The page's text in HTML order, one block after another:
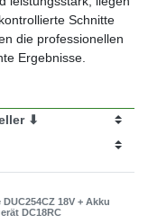
Schnitte
die professionellen
Ergebnisse.
18V + Akku
DC18RC